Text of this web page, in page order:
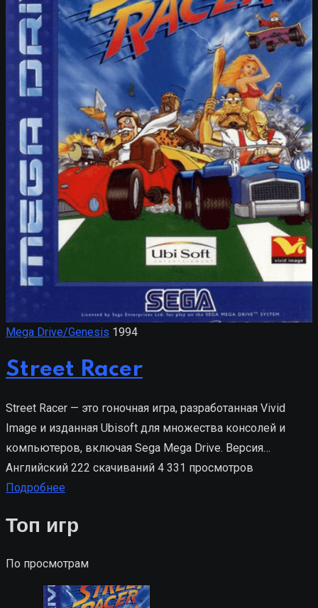
Mega Drive/Genesis 1994
Street Racer
Street Racer — это гоночная игра, разработанная Vivid
Image и изданная Ubisoft для множества консолей и
компьютеров, включая Sega Mega Drive. Версия…
Английский 222 скачиваний 4 331 просмотров
Подробнее
Топ игр
По просмотрам